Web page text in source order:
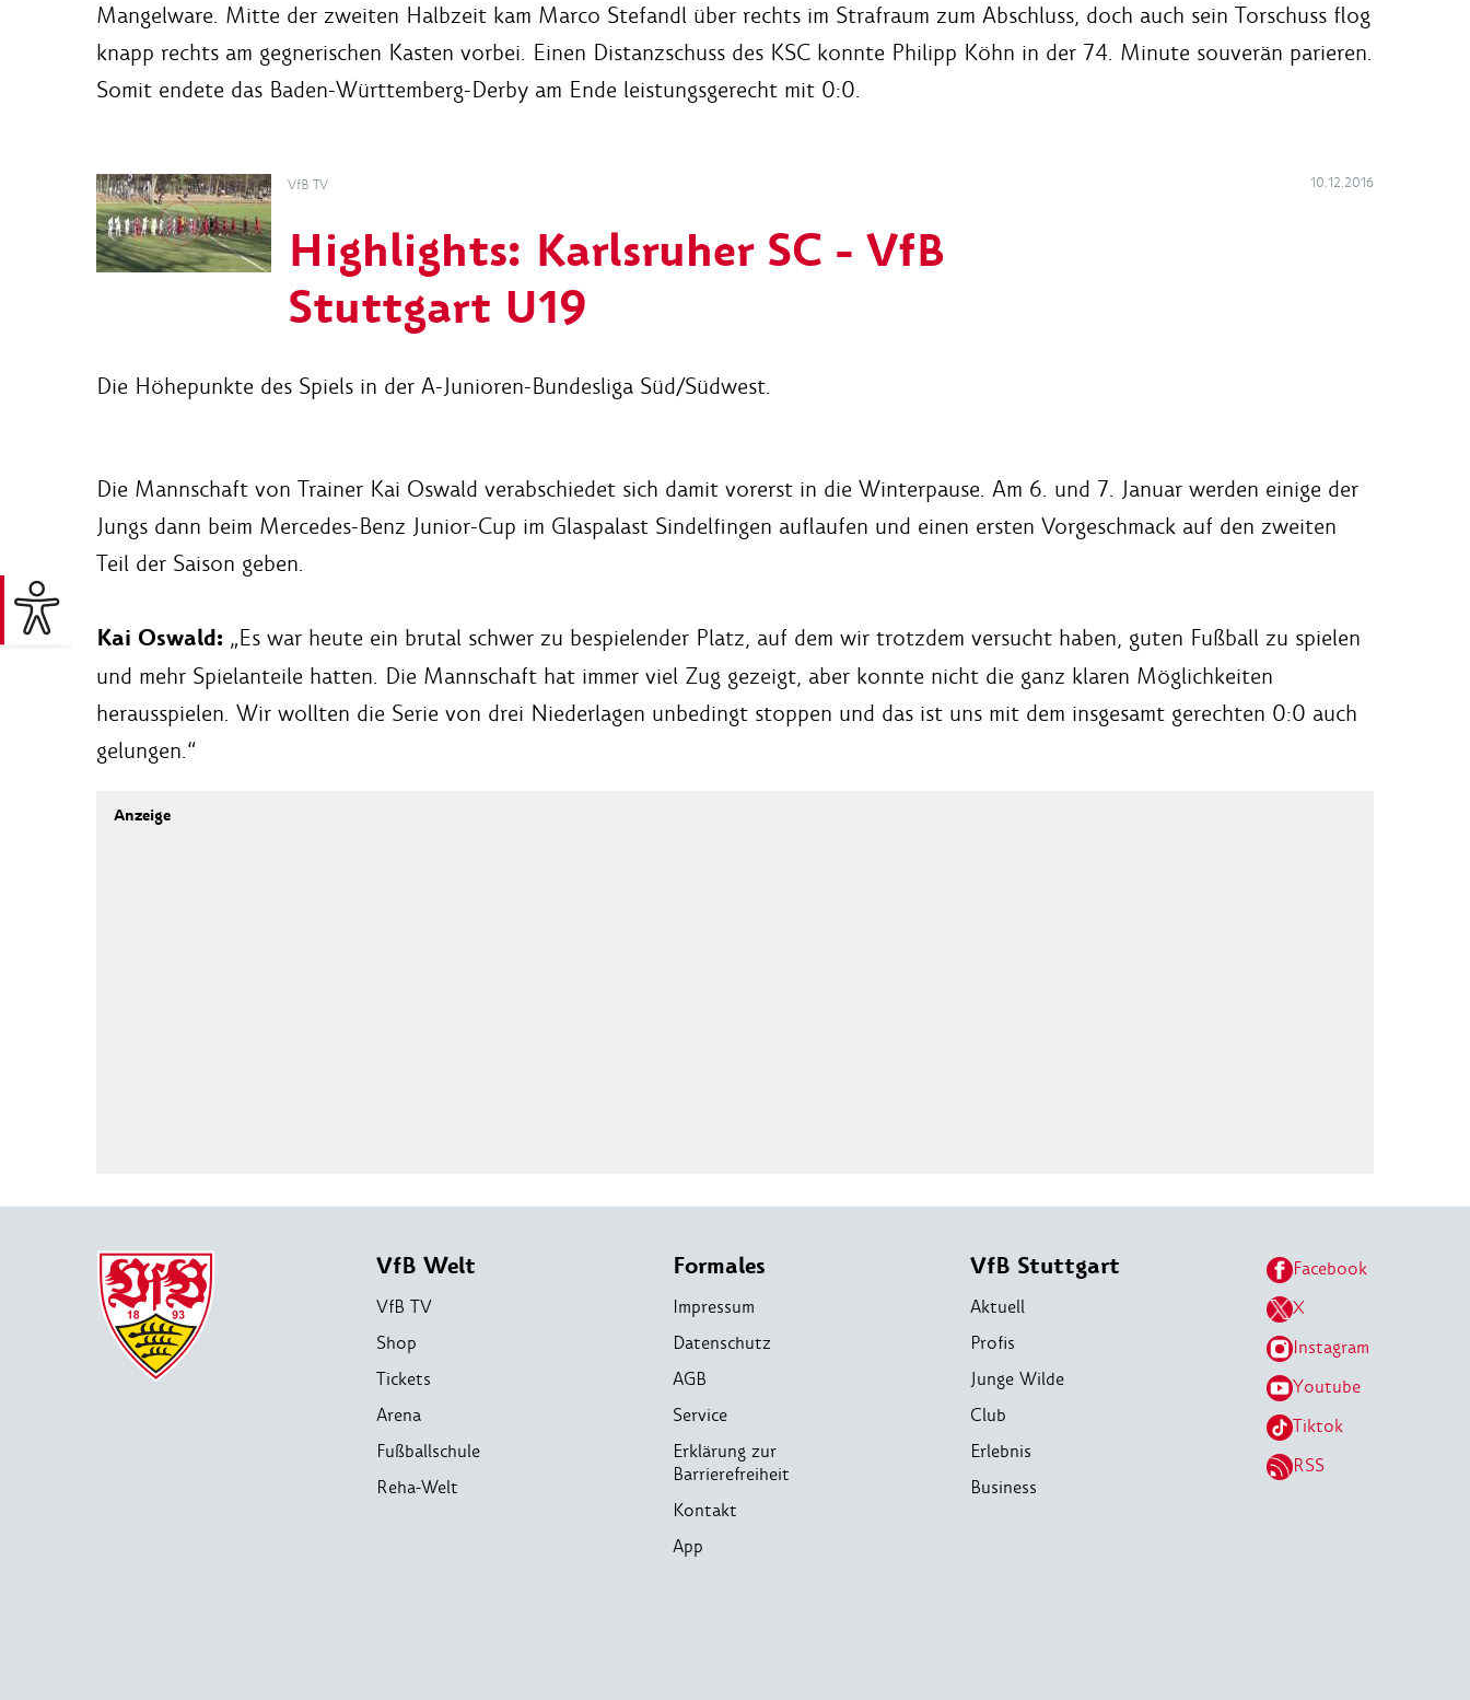
Mangelware. Mitte der zweiten Halbzeit kam Marco Stefandl über rechts im Strafraum zum Abschluss, doch auch sein Torschuss flog
knapp rechts am gegnerischen Kasten vorbei. Einen Distanzschuss des KSC konnte Philipp Köhn in der 74. Minute souverän parieren.
Somit endete das Baden-Württemberg-Derby am Ende leistungsgerecht mit 0:0.
VfB TV 10.12.2016
Highlights: Karlsruher SC - VfB
Stuttgart U19
Die Höhepunkte des Spiels in der A-Junioren-Bundesliga Süd/Südwest.
Die Mannschaft von Trainer Kai Oswald verabschiedet sich damit vorerst in die Winterpause. Am 6. und 7. Januar werden einige der
Jungs dann beim Mercedes-Benz Junior-Cup im Glaspalast Sindelfingen auflaufen und einen ersten Vorgeschmack auf den zweiten
Teil der Saison geben.
Kai Oswald: „Es war heute ein brutal schwer zu bespielender Platz, auf dem wir trotzdem versucht haben, guten Fußball zu spielen
und mehr Spielanteile hatten. Die Mannschaft hat immer viel Zug gezeigt, aber konnte nicht die ganz klaren Möglichkeiten
herausspielen. Wir wollten die Serie von drei Niederlagen unbedingt stoppen und das ist uns mit dem insgesamt gerechten 0:0 auch
gelungen.“
VfB Welt
VfB TV
Shop
Tickets
Arena
Fußballschule
Reha-Welt
Formales
Impressum
Datenschutz
AGB
Service
Erklärung zur
Barrierefreiheit
Kontakt
App
VfB Stuttgart
Aktuell
Profis
Junge Wilde
Club
Erlebnis
Business
Facebook
X
Instagram
Youtube
Tiktok
RSS